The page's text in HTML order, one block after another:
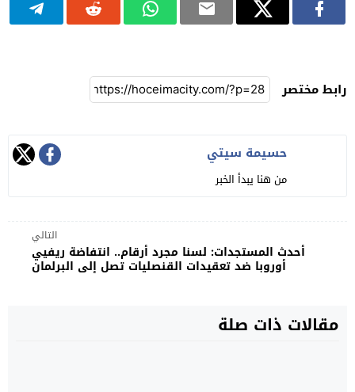
رابط مختصر
حسيمة سيتي
من هنا يبدأ الخبر
التالي
أحدث المستجدات: لسنا مجرد أرقام.. انتفاضة ريفيي
أوروبا ضد تعقيدات القنصليات تصل إلى البرلمان
مقالات ذات صلة